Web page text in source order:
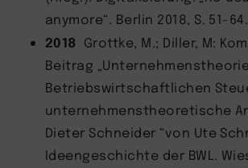
anymore“. Berlin 2018, S. 51-64.
2018 Grottke, M.; Diller, M:
Beitrag
Betriebswirtschaftlichen
unternehmenstheoretische
Dieter Schneider “von Ute
Ideengeschichte der BWL.